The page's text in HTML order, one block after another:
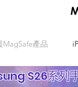
MagSafe產品
S26系列